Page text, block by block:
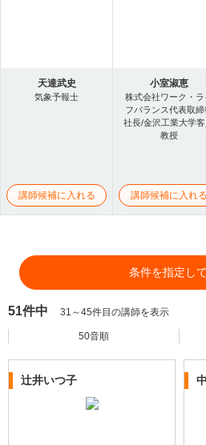
天達武史
気象予報士
講師候補に入れる
小室淑恵
株式会社ワーク・ラ
フバランス代表取締
社長/金沢工業大学客
教授
講師候補に入れる
条件を指定し
51件中 31～45件目の講師を表示
50音順
辻井いつ子